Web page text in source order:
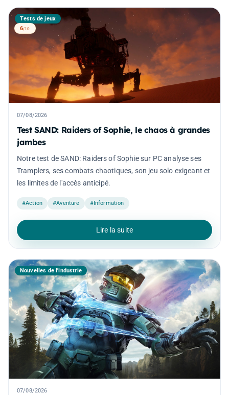
Tests de jeux
6/10
07/08/2026
Test SAND: Raiders of Sophie, le chaos à grandes
jambes
Notre test de SAND: Raiders of Sophie sur PC analyse ses
Tramplers, ses combats chaotiques, son jeu solo exigeant et
les limites de l'accès anticipé.
#Action #Aventure #Information
Lire la suite
Nouvelles de l'industrie
07/08/2026